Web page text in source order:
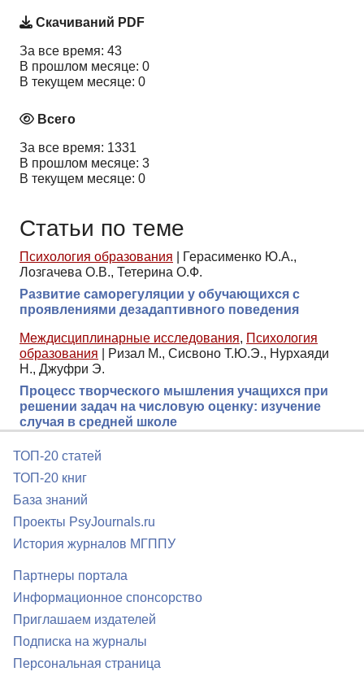
Скачиваний PDF
За все время: 43
В прошлом месяце: 0
В текущем месяце: 0
Всего
За все время: 1331
В прошлом месяце: 3
В текущем месяце: 0
Статьи по теме
Психология образования
Герасименко Ю.А.,
Лозгачева О.В., Тетерина О.Ф.
Развитие саморегуляции у обучающихся с
проявлениями дезадаптивного поведения
Междисциплинарные исследования, Психология
образования
Ризал М., Сисвоно Т.Ю.Э., Нурхаяди
Н., Джуфри Э.
Процесс творческого мышления учащихся при
решении задач на числовую оценку: изучение
случая в средней школе
ТОП-20 статей
ТОП-20 книг
База знаний
Проекты PsyJournals.ru
История журналов МГППУ
Партнеры портала
Информационное спонсорство
Приглашаем издателей
Подписка на журналы
Персональная страница